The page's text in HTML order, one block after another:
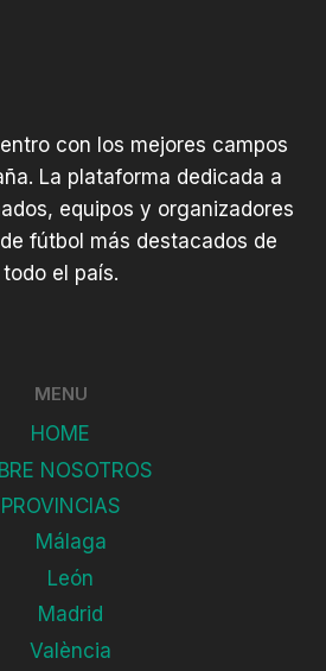
con los mejores campos
La plataforma dedicada a
equipos y organizadores
fútbol más destacados de
todo el país.
MENU
HOME
NOSOTROS
PROVINCIAS
Málaga
León
Madrid
València